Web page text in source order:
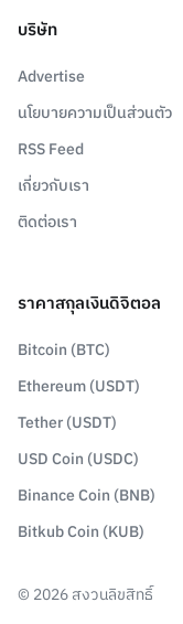
บริษัท
Advertise
นโยบายความเป็นส่วนตัว
RSS Feed
เกี่ยวกับเรา
ติดต่อเรา
ราคาสกุลเงินดิจิตอล
Bitcoin (BTC)
Ethereum (USDT)
Tether (USDT)
USD Coin (USDC)
Binance Coin (BNB)
Bitkub Coin (KUB)
© 2026สงวนลิขสิทธิ์